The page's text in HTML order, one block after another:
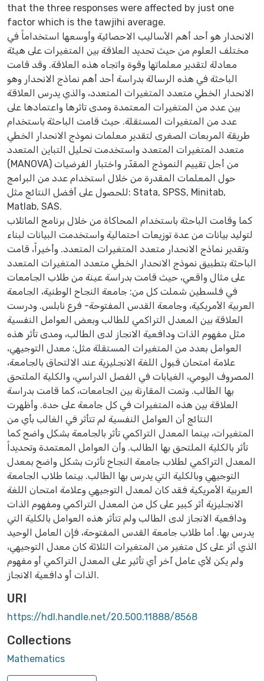
that the three responses were affected by just one
factor which is the tawjihi average.
الانحدار هو أحد أهم الأساليب الاحصائية وأوسعها استخداماً في
مختلف العلوم من حيث تحديد العلاقة بين المتغيرات على هيئة
معادلة لتقدير معلماتها وقوة واتجاه هذه العلاقة. وقد قامت
الباحثة في هذه الرسالة بدراسة أحد أهم نماذج الانحدار وهو
الانحدار الخطي متعدد المتغيرات المتعدد، والذي يدرس العلاقة
بين عدد من المتغيرات المعتمدة ومدى تاثرها واعتمادها على
عدد من المتغيرات المستقلة. حيث قامت الباحثة باستخدام
طريقة المربعات الصغرى لتقدير معلمات نموذج الانحدار الخطي
متعدد المتغيرات المتعدد واستخدمت تحليل التباين المتعدد
(MANOVA) من أجل تقييم النموذج المقدّر واختبار الفرضيات
حول المعلمات المقدرة من خلال استخدام عدد من البرامج
للحصول على أفضل النتائج مثل: Stata, SPSS, Minitab,
Matlab, SAS.
كما وقامت الباحثة باستخدام المحاكاة من خلال برنامج الماتلاب
لتوليد بيانات من عدة توزيعات احتمالية واستخدمت البيانات لبناء
وتقدير نماذج الانحدار متعدد المتغيرات المتعدد. وأخيراً، قامت
الباحثة بتطبيق نموذج الانحدار الخطي متعدد المتغيرات المتعدد
على مثال واقعي، حيث قامت بدراسة عينة من طلاب الجامعات
في فلسطين شملت كل من: جامعة النجاح الوطنية، الجامعة
العربية الأمريكية، وجامعة القدس المفتوحة- فرع نابلس. ودرست
العلاقة بين المعدل التراكمي للطالب وبعض العوامل النفسية
مثل مفهوم الذات ودافعية الانجاز لدى الطالب، ومدى تأثر هذه
العوامل بعدد من المتغيرات المستقلة مثل: معدل التوجيهي،
علامة امتحان قبول اللغة الانجليزية عند الالتحاق بالجامعة،
المصروف اليومي، الغيابات في الفصل الدراسي، والكلية الملتحق
بها الطالب. وتمت المقارنة بين الجامعات، كما قامت بدراسة
العلاقة بين هذه المتغيرات في كل جامعة على حدة. وأظهرت
النتائج أن العوامل النفسية لم تتأثر في الغالب بأي من
المتغيرات، بينما المعدل التراكمي تأثر بالجامعة بشكل واضح كما
تأثر بالكلية الملتحق بها الطالب. وأن العوامل المعتمدة وتحديداً
المعدل التراكمي لطلاب جامعة النجاح تأثرت بشكل واضح بمعدل
التوجيهي وبالكلية التي يدرس بها الطالب. بينما طلاب الجامعة
العربية الأمريكية فقد كان لمعدل التوجيهي وعلامة امتحان اللغة
الانجليزية أثر كبير على كل من المعدل التراكمي ومفهوم الذات
ودافعية الانجاز لدى الطالب ولم تتأثر هذه العوامل بالكلية التي
يدرس بها. أما طلاب جامعة القدس المفتوحة، فإن العامل الوحيد
الذي أثر على كل متغير من المتغيرات الثلاثة كان معدل التوجيهي،
ولم يكن لأي عامل آخر أي تأثير على المعدل التراكمي أو مفهوم
الذات أو دافعية الانجاز.
URI
https://hdl.handle.net/20.500.11888/8568
Collections
Mathematics